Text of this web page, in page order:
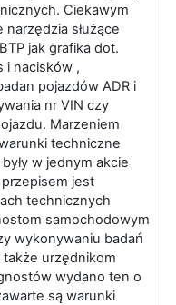
Ciekawym
służące
jak grafika dot.
i nacisków ,
pojazdów ADR i
nr VIN czy
Marzeniem
techniczne
w jednym akcie
jest
technicznych
samochodowym
wykonywaniu badań
urzędnikom
wydano ten o
są warunki